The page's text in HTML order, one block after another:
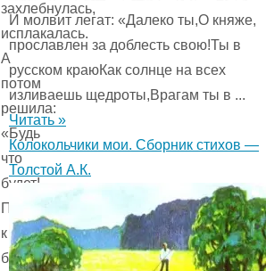
захлебнулась,
исплакалась.
А
потом
решила:
«Будь
что
будет!
Пойду
к
барину-
И молвит легат: «Далеко ты,О княже,
прославлен за доблесть свою!Ты в
русском краюКак солнце на всех
изливаешь щедроты,Врагам ты в ...
Читать »
Колокольчики мои. Сборник стихов —
Толстой А.К.